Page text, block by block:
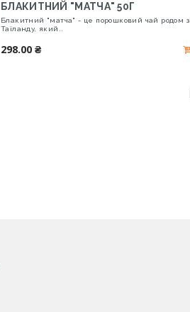
БЛАКИТНИЙ "МАТЧА" 50Г
Блакитний "матча" - це порошковий чай родом з
Таїланду, який..
298.00 ₴